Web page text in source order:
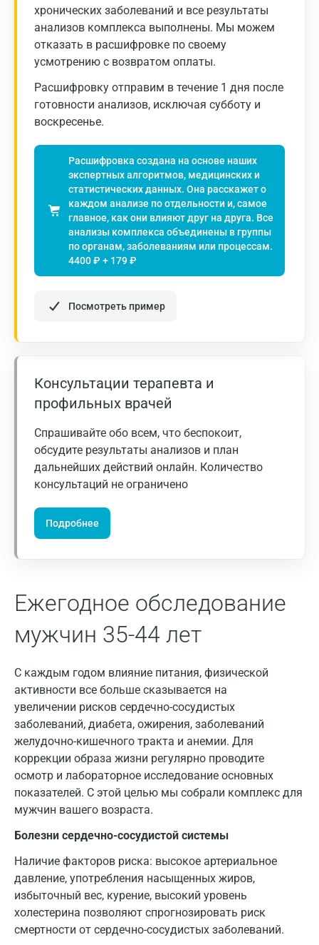
хронических заболеваний и все результаты
анализов комплекса выполнены. Мы можем
отказать в расшифровке по своему
усмотрению с возвратом оплаты.
Расшифровку отправим в течение 1 дня после
готовности анализов, исключая субботу и
воскресенье.
Расшифровка создана на основе наших
экспертных алгоритмов, медицинских и
статистических данных. Она расскажет о
каждом анализе по отдельности и, самое
главное, как они влияют друг на друга. Все
анализы комплекса объединены в группы
по органам, заболеваниям или процессам.
4400 ₽ + 179 ₽
Посмотреть пример
Консультации терапевта и
профильных врачей
Спрашивайте обо всем, что беспокоит,
обсудите результаты анализов и план
дальнейших действий онлайн. Количество
консультаций не ограничено
Подробнее
Ежегодное обследование
мужчин 35-44 лет
С каждым годом влияние питания, физической
активности все больше сказывается на
увеличении рисков сердечно-сосудистых
заболеваний, диабета, ожирения, заболеваний
желудочно-кишечного тракта и анемии. Для
коррекции образа жизни регулярно проводите
осмотр и лабораторное исследование основных
показателей. С этой целью мы собрали комплекс для
мужчин вашего возраста.
Болезни сердечно-сосудистой системы
Наличие факторов риска: высокое артериальное
давление, употребления насыщенных жиров,
избыточный вес, курение, высокий уровень
холестерина позволяют спрогнозировать риск
смертности от сердечно-сосудистых заболеваний.
Москва
Санкт-Петербург
Нижний Новгород
Казань
Альметьевск
Апрелевка
Армавир
Балашиха
Барнаул
Великий Новгород
Владимир
Волгоград
Волжский
Вологда
Голубое
Дзержинск
Дзержинский
Дмитров
Долгопрудный
Домодедово
Екатеринбург
Жуковский
Звенигород
Зеленоград